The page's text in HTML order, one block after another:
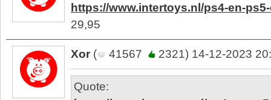
https://www.intertoys.nl/ps4-en-
29,95
Xor ( 41567 2321) 14-12-2023
Quote: